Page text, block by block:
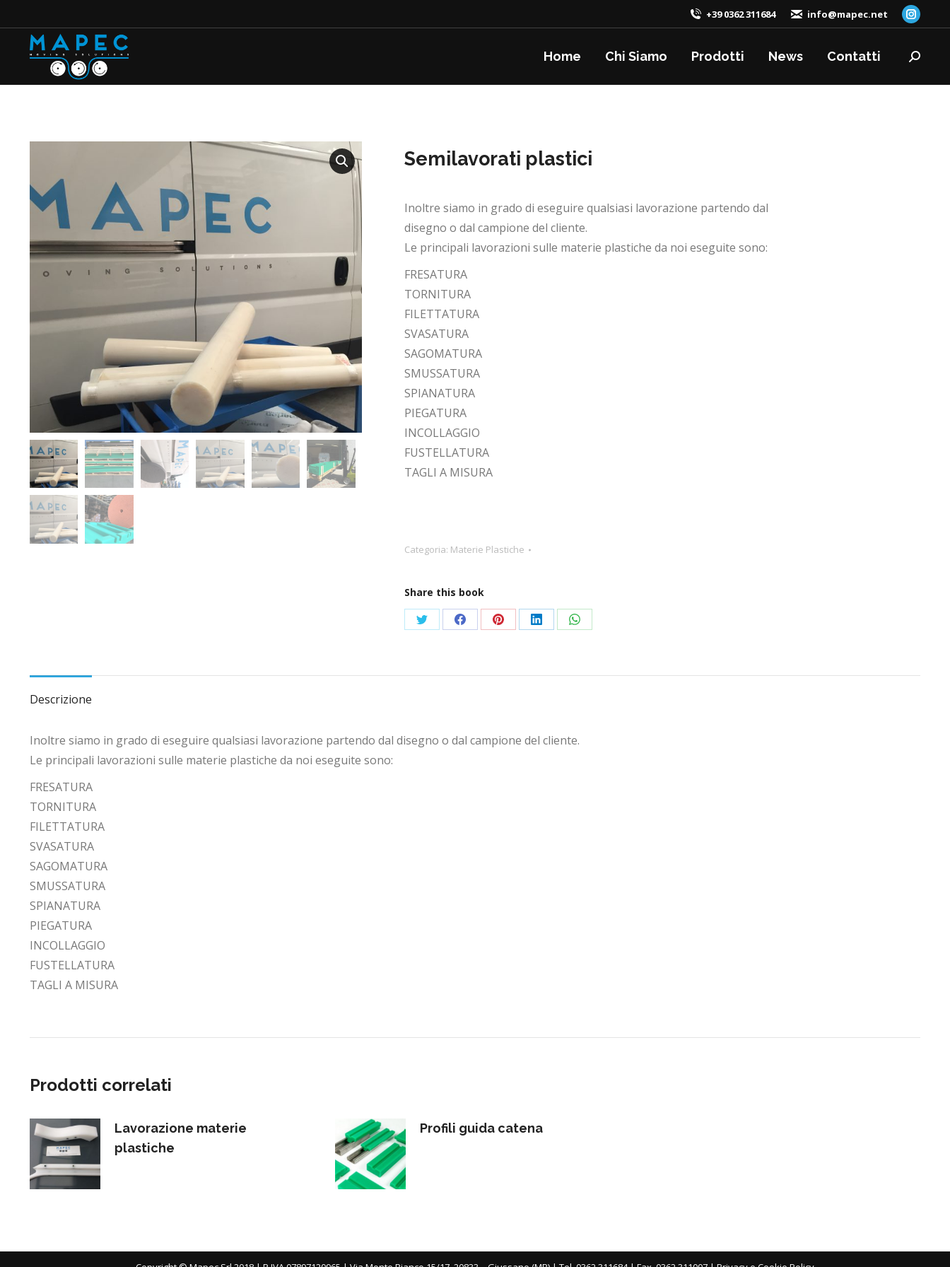
+39 0362 311684 info@mapec.net
opens
Home Chi Siamo Prodotti News Contatti Cerca:
Semilavorati plastici
Inoltre siamo in grado di eseguire qualsiasi lavorazione partendo dal
disegno o dal campione del cliente.
Le principali lavorazioni sulle materie plastiche da noi eseguite sono:
FRESATURA
TORNITURA
FILETTATURA
SVASATURA
SAGOMATURA
SMUSSATURA
SPIANATURA
PIEGATURA
INCOLLAGGIO
FUSTELLATURA
TAGLI A MISURA
Categoria: Materie Plastiche
Share this book
Condividi
Twitter
Condividi
Facebook
Condividi
Pinterest
Condividi
LinkedIn
Condividi
WhatsApp
Descrizione
Inoltre siamo in grado di eseguire qualsiasi lavorazione partendo dal disegno o dal campione del cliente.
Le principali lavorazioni sulle materie plastiche da noi eseguite sono:
FRESATURA
TORNITURA
FILETTATURA
SVASATURA
SAGOMATURA
SMUSSATURA
SPIANATURA
PIEGATURA
INCOLLAGGIO
FUSTELLATURA
TAGLI A MISURA
Prodotti correlati
Lavorazione materie
plastiche
Profili guida catena